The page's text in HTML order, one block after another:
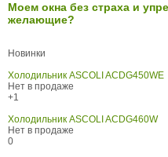
Моем окна без страха и
желающие?
Новинки
Холодильник ASCOLI ACDG450WE
Нет в продаже
+1
Холодильник ASCOLI ACDG460W
Нет в продаже
0